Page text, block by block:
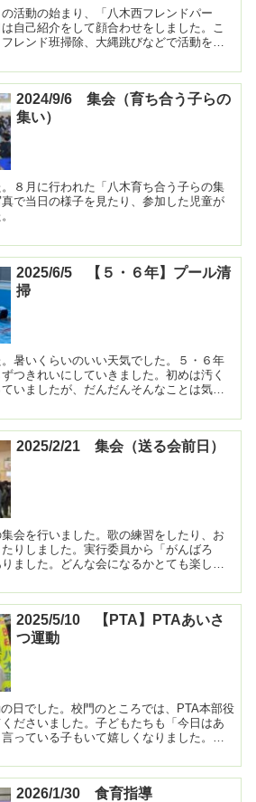
活動の始まり、「八木西フレンドパー
自己紹介をして顔合わせをしました。こ
レンド班掃除、大縄跳びなどで活動をし
2024/9/6 集会（育ち合う子らの
集い）
８月に行われた「八木育ち合う子らの集
で当日の様子を見たり、参加した児童が
2025/6/5 【５・６年】プール清
掃
暑いくらいのいい天気でした。５・６年
つきれいにしていきました。初めは汚く
いましたが、だんだんそんなことは気に
2025/2/21 集会（送る会前日）
会を行いました。歌の練習をしたり、お
りしました。実行委員から「がんばろ
ました。どんな会になるかとても楽しみ
2025/5/10 【PTA】PTAあいさ
つ運動
日でした。校門のところでは、PTA本部役
ださいました。子どもたちも「今日はあ
っている子もいて嬉しくなりました。元
2026/1/30 食育指導